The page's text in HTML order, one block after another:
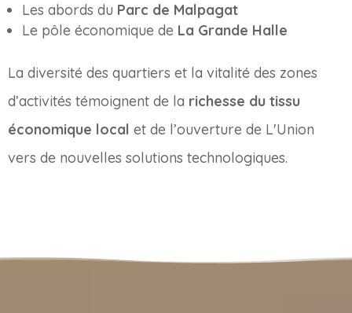
Les abords du Parc de Malpagat
Le pôle économique de La Grande Halle
La diversité des quartiers et la vitalité des zones
d’activités témoignent de la richesse du tissu
économique local et de l’ouverture de L'Union
vers de nouvelles solutions technologiques.